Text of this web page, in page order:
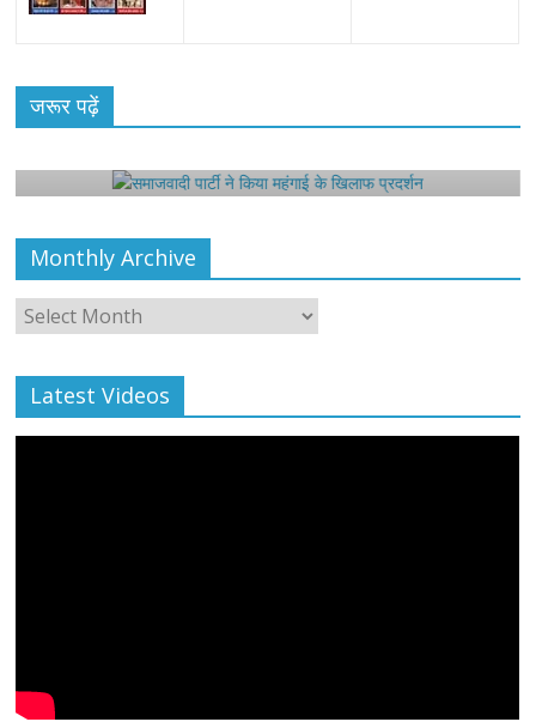
जरूर पढ़ें
राजनीतिक
समाजवादी पार्टी ने किया महंगाई के खिलाफ प्रदर्शन
Monthly Archive
Monthly
Archive
Latest Videos